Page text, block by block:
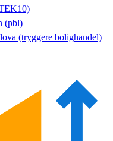
(pbl)
(tryggere bolighandel)